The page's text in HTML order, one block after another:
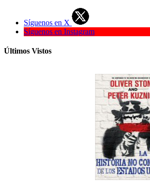
Síguenos en X
Síguenos en Instagram
Últimos Vistos